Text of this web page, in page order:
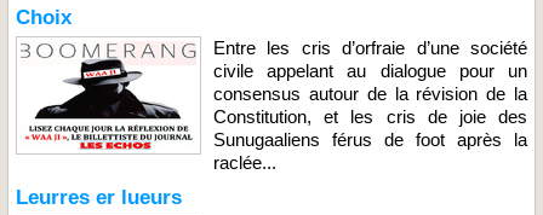
Choix
Entre les cris d’orfraie d’une société
civile appelant au dialogue pour un
consensus autour de la révision de la
Constitution, et les cris de joie des
Sunugaaliens férus de foot après la
raclée...
Leurres er lueurs